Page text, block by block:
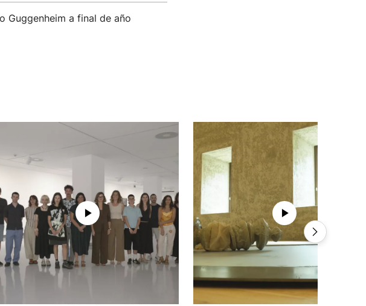
Guggenheim a final de año